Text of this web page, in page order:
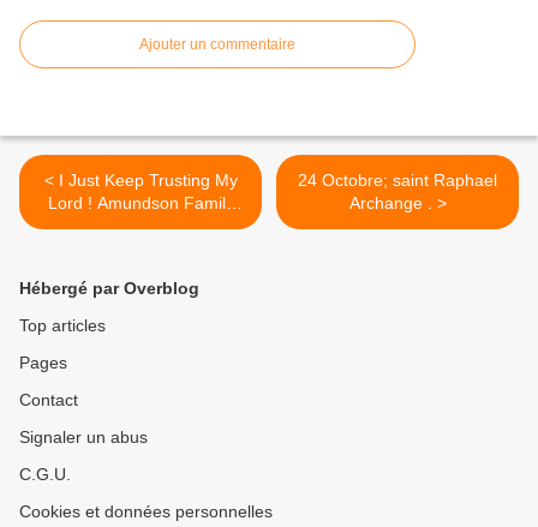
Ajouter un commentaire
< I Just Keep Trusting My
Lord ! Amundson Family
Music
24 Octobre; saint Raphael
Archange . >
Hébergé par Overblog
Top articles
Pages
Contact
Signaler un abus
C.G.U.
Cookies et données personnelles